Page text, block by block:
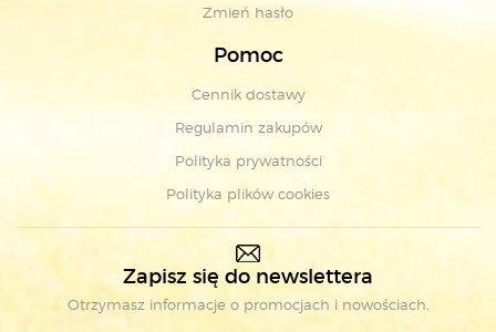
Zmień hasło
Pomoc
Cennik dostawy
Regulamin zakupów
Polityka prywatności
Polityka plików cookies
Zapisz się do newslettera
Otrzymasz informacje o promocjach i nowościach.